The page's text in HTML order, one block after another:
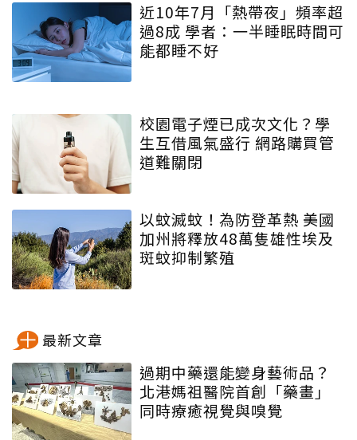
近10年7月「熱帶夜」頻率超
過8成 學者：一半睡眠時間可
能都睡不好
校園電子煙已成次文化？學
生互借風氣盛行 網路購買管
道難關閉
以蚊滅蚊！為防登革熱 美國
加州將釋放48萬隻雄性埃及
斑蚊抑制繁殖
最新文章
過期中藥還能變身藝術品？
北港媽祖醫院首創「藥畫」
同時療癒視覺與嗅覺